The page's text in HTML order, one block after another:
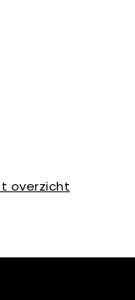
overzicht